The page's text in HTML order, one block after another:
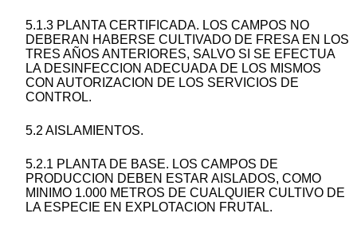
5.1.3 PLANTA CERTIFICADA. LOS CAMPOS NO
DEBERAN HABERSE CULTIVADO DE FRESA EN LOS
TRES AÑOS ANTERIORES, SALVO SI SE EFECTUA
LA DESINFECCION ADECUADA DE LOS MISMOS
CON AUTORIZACION DE LOS SERVICIOS DE
CONTROL.
5.2 AISLAMIENTOS.
5.2.1 PLANTA DE BASE. LOS CAMPOS DE
PRODUCCION DEBEN ESTAR AISLADOS, COMO
MINIMO 1.000 METROS DE CUALQUIER CULTIVO DE
LA ESPECIE EN EXPLOTACION FRUTAL.